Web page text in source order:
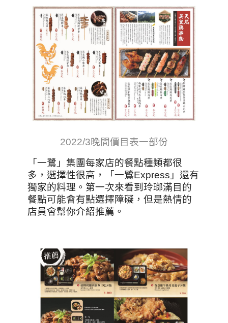
2022/3晚間價目表一部份
「一鷺」集團每家店的餐點種類都很
多，選擇性很高，「一鷺Express」還有
獨家的料理。第一次來看到玲瑯滿目的
餐點可能會有點選擇障礙，但是熱情的
店員會幫你介紹推薦。